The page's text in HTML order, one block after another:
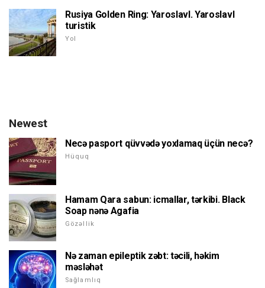
Rusiya Golden Ring: Yaroslavl. Yaroslavl
turistik
Yol
Newest
Necə pasport qüvvədə yoxlamaq üçün necə?
Hüquq
Hamam Qara sabun: icmallar, tərkibi. Black
Soap nənə Agafia
Gözəllik
Nə zaman epileptik zəbt: təcili, həkim
məsləhət
Sağlamlıq